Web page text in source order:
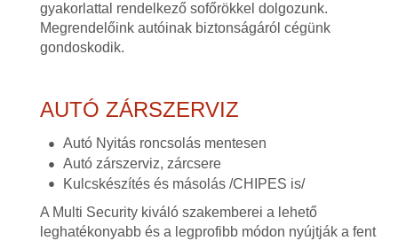
gyakorlattal rendelkező sofőrökkel dolgozunk.
Megrendelőink autóinak biztonságáról cégünk
gondoskodik.
AUTÓ ZÁRSZERVIZ
Autó Nyitás roncsolás mentesen
Autó zárszerviz, zárcsere
Kulcskészítés és másolás /CHIPES is/
A Multi Security kiváló szakemberei a lehető
leghatékonyabb és a legprofibb módon nyújtják a fent